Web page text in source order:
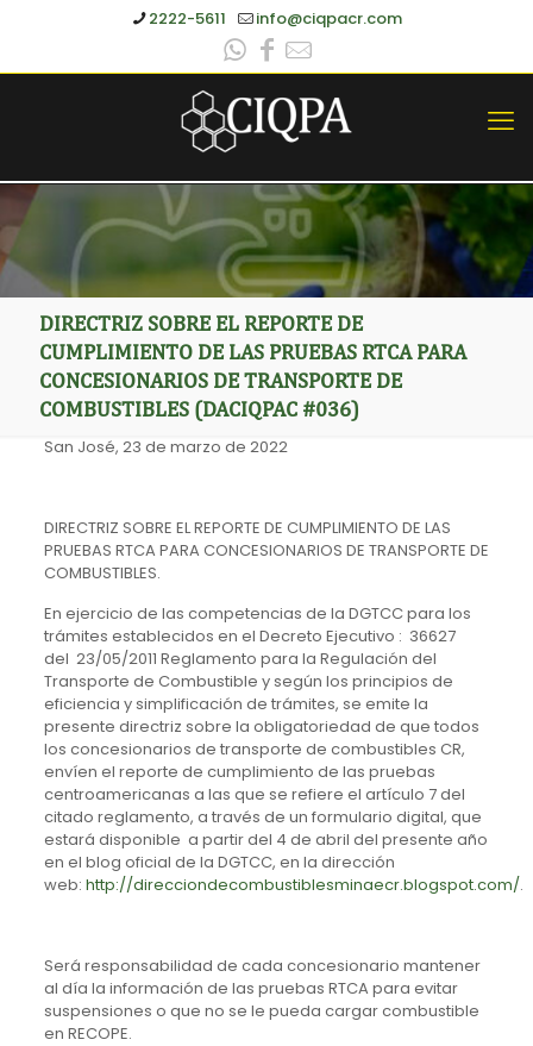
2222-5611 info@ciqpacr.com
DIRECTRIZ SOBRE EL REPORTE DE
CUMPLIMIENTO DE LAS PRUEBAS RTCA PARA
CONCESIONARIOS DE TRANSPORTE DE
COMBUSTIBLES (DACIQPAC #036)
San José, 23 de marzo de 2022
DIRECTRIZ SOBRE EL REPORTE DE CUMPLIMIENTO DE LAS
PRUEBAS RTCA PARA CONCESIONARIOS DE TRANSPORTE DE
COMBUSTIBLES.
En ejercicio de las competencias de la DGTCC para los
trámites establecidos en el Decreto Ejecutivo : 36627
del 23/05/2011 Reglamento para la Regulación del
Transporte de Combustible y según los principios de
eficiencia y simplificación de trámites, se emite la
presente directriz sobre la obligatoriedad de que todos
los concesionarios de transporte de combustibles CR,
envíen el reporte de cumplimiento de las pruebas
centroamericanas a las que se refiere el artículo 7 del
citado reglamento, a través de un formulario digital, que
estará disponible a partir del 4 de abril del presente año
en el blog oficial de la DGTCC, en la dirección
web: http://direcciondecombustiblesminaecr.blogspot.com/.
Será responsabilidad de cada concesionario mantener
al día la información de las pruebas RTCA para evitar
suspensiones o que no se le pueda cargar combustible
en RECOPE.